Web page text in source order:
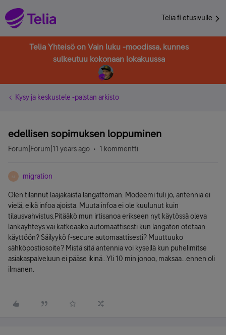
Telia.fi etusivulle
Telia Yhteisö on Vain luku -moodissa, kunnes
sulkeutuu kokonaan lokakuussa
Kysy ja keskustele -palstan arkisto
edellisen sopimuksen loppuminen
Forum|Forum|11 years ago 1 kommentti
M migration
Olen tilannut laajakaista langattoman. Modeemi tuli jo, antennia ei
vielä, eikä infoa ajoista. Muuta infoa ei ole kuulunut kuin
tilausvahvistus.Pitääkö mun irtisanoa erikseen nyt käytössä oleva
lankayhteys vai katkeaako automaattisesti kun langaton otetaan
käyttöön? Säilyykö f-secure automaattisesti? Muuttuuko
sähköpostiosoite? Mistä sitä antennia voi kysellä kun puhelimitse
asiakaspalveluun ei pääse ikinä...Yli 10 min jonoo, maksaa...ennen oli
ilmanen.